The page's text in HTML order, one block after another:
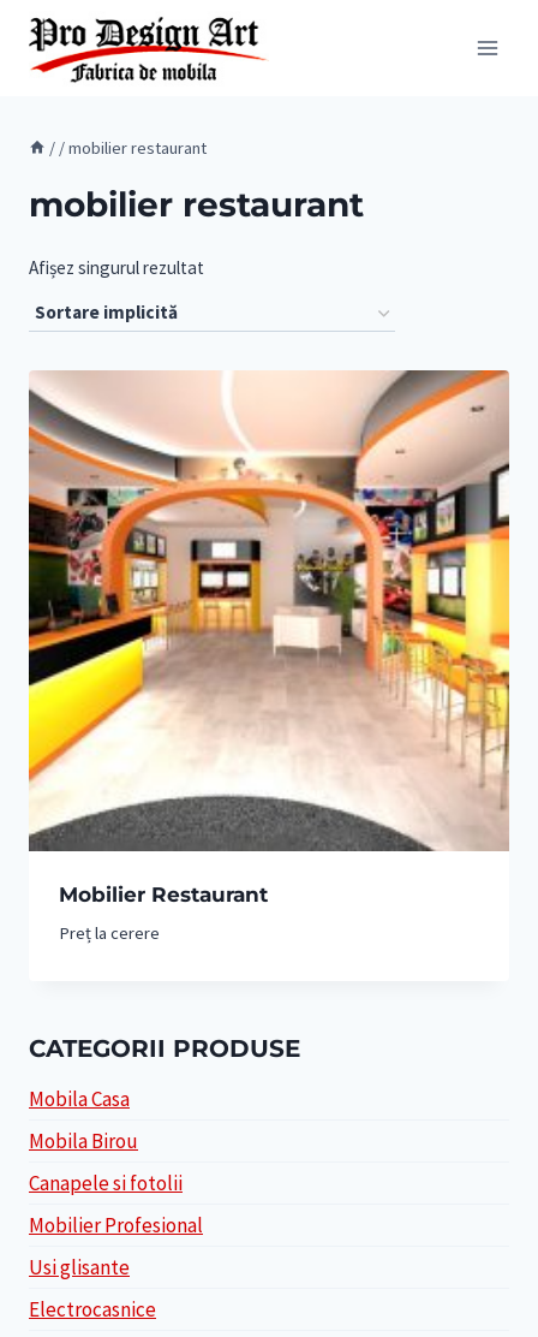
Skip
content
/ /mobilier restaurant
mobilier restaurant
Afișez singurul rezultat
Mobilier Restaurant
Preț la cerere
CATEGORII PRODUSE
Mobila Casa
Mobila Birou
Canapele si fotolii
Mobilier Profesional
Usi glisante
Electrocasnice